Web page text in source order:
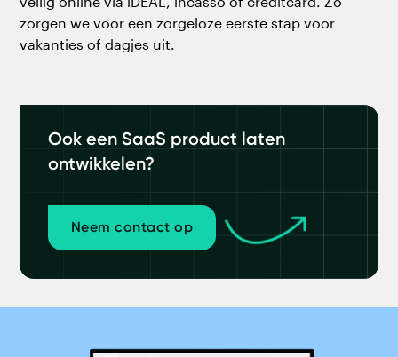
zorgen we voor een zorgeloze eerste stap voor
vakanties of dagjes uit.
Ook een SaaS product laten
ontwikkelen?
Neem contact op